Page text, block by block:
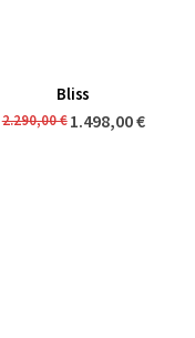
Bliss
2.290,00 €1.498,00 €